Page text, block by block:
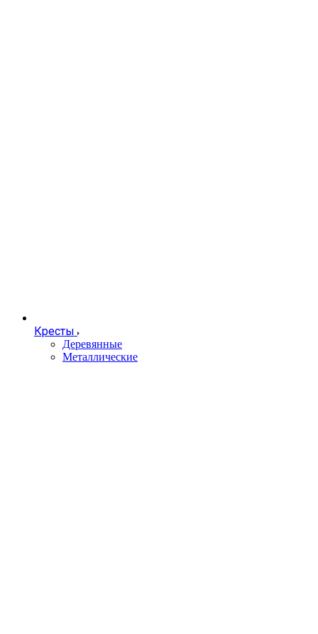
Кресты
Деревянные
Металлические